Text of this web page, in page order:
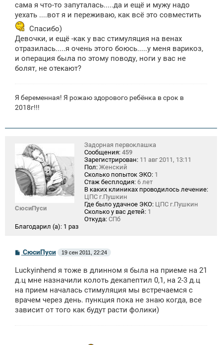
сама я что-то запуталась.....да и ещё и мужу надо
уехать ....вот я и переживаю, как всё это совместить
Спасибо)
Девочки, и ещё -как у вас стимуляция на венах
отразилась.....я очень этого боюсь.....у меня варикоз,
и операция была по этому поводу, ноги у вас не
болят, не отекают?
Я беременная! Я рожаю здорового ребёнка в срок в
2018г!!!
СюсиПуси
Задорная первоклашка
Сообщения: 459
Зарегистрирован: 11 авг 2011, 13:11
Пол: Женский
Сколько попыток ЭКО: 1
Стаж бесплодия: 6 лет
В каких клиниках проводилось лечение:
ЦПС г.Пушкин
Где было удачное ЭКО: ЦПС г.Пушкин
Сколько у вас детей: 1
Откуда: СПб
Благодарил (а): 1 раз
С
б
щ
н
и
СюсиПуси 19 сен 2011, 22:24
Luckyinhend я тоже в длинном я была на приеме на 21
д.ц мне назначили колоть декапептил 0,1, на 2-3 д.ц
на прием началась стимуляция мы встречаемся с
врачем через день. пункция пока не знаю когда, все
зависит от того как будут расти фолики)